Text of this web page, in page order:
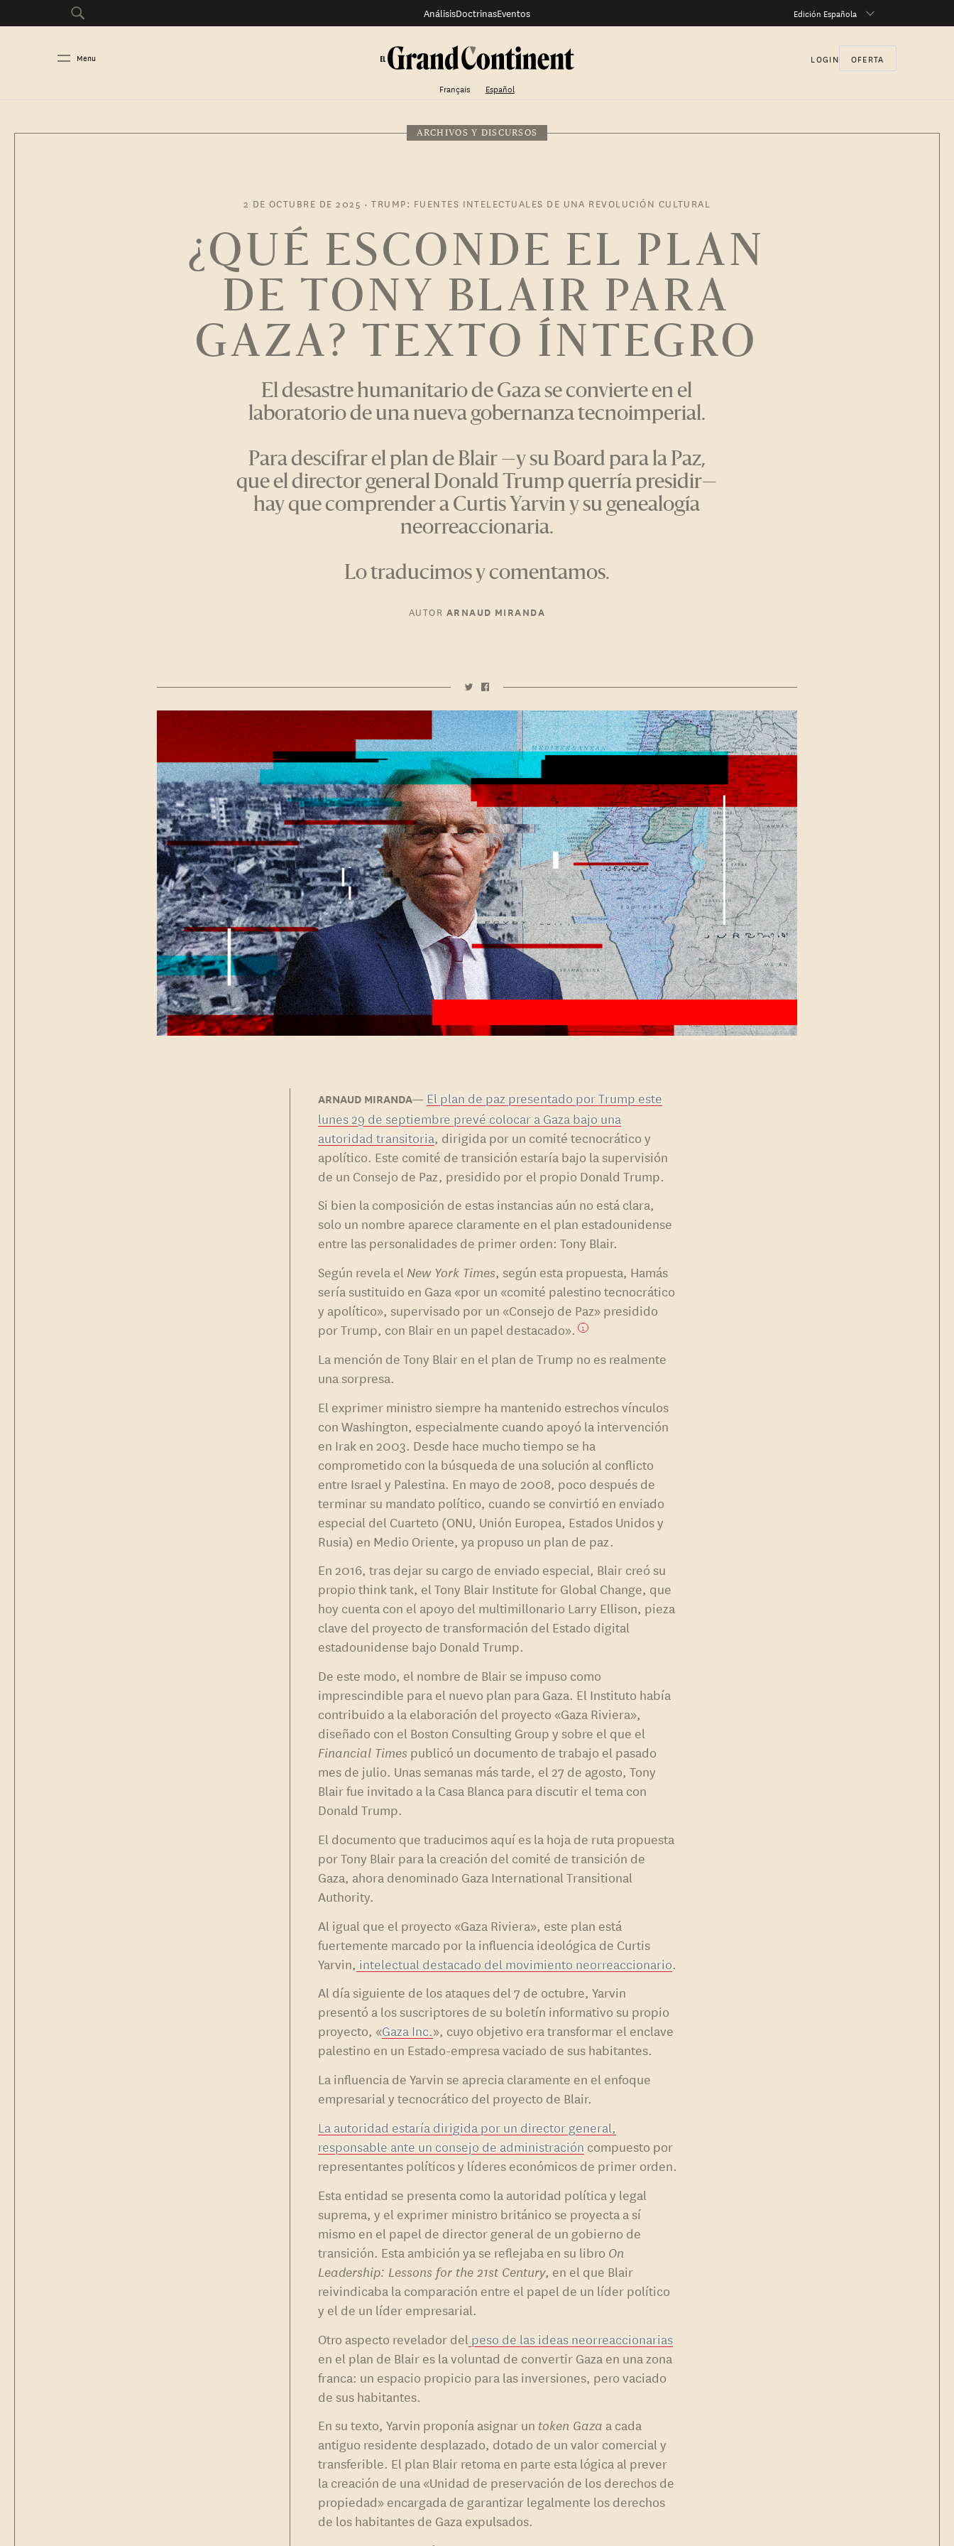
AnálisisDoctrinasEventos Edición Española
Menu LOGIN OFERTA
Français Español
ARCHIVOS Y DISCURSOS
2 DE OCTUBRE DE 2025 •TRUMP: FUENTES INTELECTUALES DE UNA REVOLUCIÓN CULTURAL
¿QUÉ ESCONDE EL PLAN
DE TONY BLAIR PARA
GAZA? TEXTO ÍNTEGRO
El desastre humanitario de Gaza se convierte en el
laboratorio de una nueva gobernanza tecnoimperial.
Para descifrar el plan de Blair —y su Board para la Paz,
que el director general Donald Trump querría presidir—
hay que comprender a Curtis Yarvin y su genealogía
neorreaccionaria.
Lo traducimos y comentamos.
AUTOR ARNAUD MIRANDA
El plan de paz presentado por Trump este
lunes 29 de septiembre prevé colocar a Gaza bajo una
autoridad transitoria, dirigida por un comité tecnocrático y
apolítico. Este comité de transición estaría bajo la supervisión
de un Consejo de Paz, presidido por el propio Donald Trump.
Si bien la composición de estas instancias aún no está clara,
solo un nombre aparece claramente en el plan estadounidense
entre las personalidades de primer orden: Tony Blair.
Según revela el New York Times, según esta propuesta, Hamás
sería sustituido en Gaza «por un «comité palestino tecnocrático
y apolítico», supervisado por un «Consejo de Paz» presidido
por Trump, con Blair en un papel destacado». 1
La mención de Tony Blair en el plan de Trump no es realmente
una sorpresa.
El exprimer ministro siempre ha mantenido estrechos vínculos
con Washington, especialmente cuando apoyó la intervención
en Irak en 2003. Desde hace mucho tiempo se ha
comprometido con la búsqueda de una solución al conflicto
entre Israel y Palestina. En mayo de 2008, poco después de
terminar su mandato político, cuando se convirtió en enviado
especial del Cuarteto (ONU, Unión Europea, Estados Unidos y
Rusia) en Medio Oriente, ya propuso un plan de paz.
En 2016, tras dejar su cargo de enviado especial, Blair creó su
propio think tank, el Tony Blair Institute for Global Change, que
hoy cuenta con el apoyo del multimillonario Larry Ellison, pieza
clave del proyecto de transformación del Estado digital
estadounidense bajo Donald Trump.
De este modo, el nombre de Blair se impuso como
imprescindible para el nuevo plan para Gaza. El Instituto había
contribuido a la elaboración del proyecto «Gaza Riviera»,
diseñado con el Boston Consulting Group y sobre el que el
Financial Timespublicó un documento de trabajo el pasado
mes de julio. Unas semanas más tarde, el 27 de agosto, Tony
Blair fue invitado a la Casa Blanca para discutir el tema con
Donald Trump.
El documento que traducimos aquí es la hoja de ruta propuesta
por Tony Blair para la creación del comité de transición de
Gaza, ahora denominado Gaza International Transitional
Authority.
Al igual que el proyecto «Gaza Riviera», este plan está
fuertemente marcado por la influencia ideológica de Curtis
Yarvin, intelectual destacado del movimiento neorreaccionario.
Al día siguiente de los ataques del 7 de octubre, Yarvin
presentó a los suscriptores de su boletín informativo su propio
proyecto, «Gaza Inc.», cuyo objetivo era transformar el enclave
palestino en un Estado-empresa vaciado de sus habitantes.
La influencia de Yarvin se aprecia claramente en el enfoque
empresarial y tecnocrático del proyecto de Blair.
La autoridad estaría dirigida por un director general,
responsable ante un consejo de administracióncompuesto por
representantes políticos y líderes económicos de primer orden.
Esta entidad se presenta como la autoridad política y legal
suprema, y el exprimer ministro británico se proyecta a sí
mismo en el papel de director general de un gobierno de
transición. Esta ambición ya se reflejaba en su libro On
Leadership: Lessons for the 21st Century, en el que Blair
reivindicaba la comparación entre el papel de un líder político
y el de un líder empresarial.
Otro aspecto revelador del peso de las ideas neorreaccionarias
en el plan de Blair es la voluntad de convertir Gaza en una zona
franca: un espacio propicio para las inversiones, pero vaciado
de sus habitantes.
En su texto, Yarvin proponía asignar un token Gaza a cada
antiguo residente desplazado, dotado de un valor comercial y
transferible. El plan Blair retoma en parte esta lógica al prever
la creación de una «Unidad de preservación de los derechos de
propiedad» encargada de garantizar legalmente los derechos
de los habitantes de Gaza expulsados.